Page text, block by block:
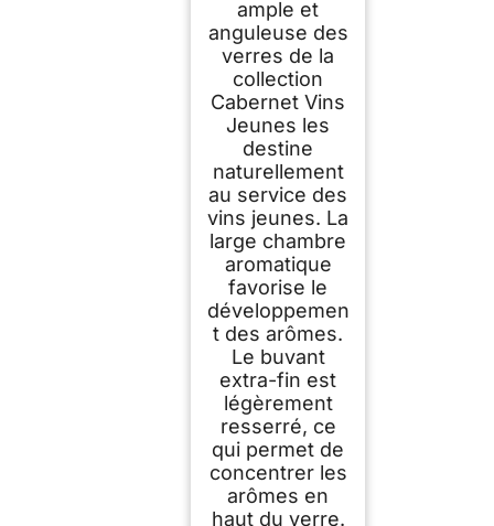
ample et
anguleuse des
verres de la
collection
Cabernet Vins
Jeunes les
destine
naturellement
au service des
vins jeunes. La
large chambre
aromatique
favorise le
développemen
t des arômes.
Le buvant
extra-fin est
légèrement
resserré, ce
qui permet de
concentrer les
arômes en
haut du verre.